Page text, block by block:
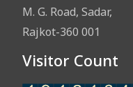
M. G. Road, Sadar,
Rajkot-360 001
Visitor Count